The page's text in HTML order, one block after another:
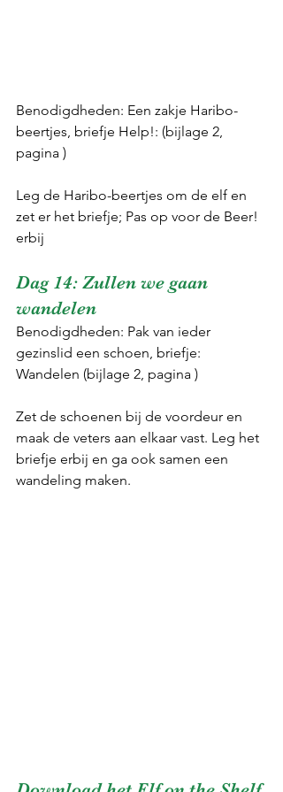
Benodigdheden: Een zakje Haribo-
beertjes, briefje Help!: (bijlage 2,
pagina )
Leg de Haribo-beertjes om de elf en
zet er het briefje; Pas op voor de Beer!
erbij
Dag 14: Zullen we gaan
wandelen
Benodigdheden: Pak van ieder
gezinslid een schoen, briefje:
Wandelen (bijlage 2, pagina )
Zet de schoenen bij de voordeur en
maak de veters aan elkaar vast. Leg het
briefje erbij en ga ook samen een
wandeling maken.